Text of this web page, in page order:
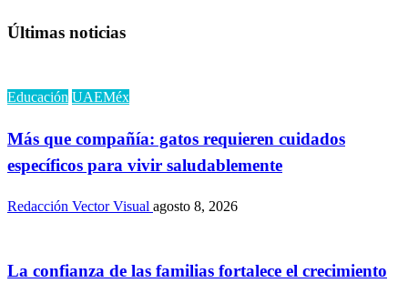
Últimas noticias
Educación UAEMéx
Más que compañía: gatos requieren cuidados
específicos para vivir saludablemente
Redacción Vector Visual agosto 8, 2026
La confianza de las familias fortalece el crecimiento